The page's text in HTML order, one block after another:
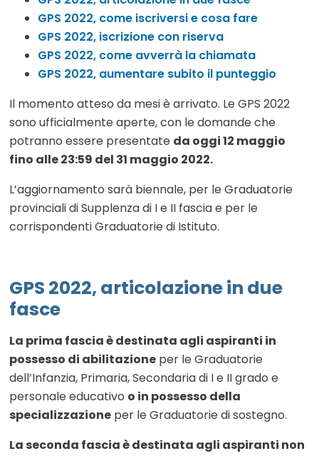
GPS 2022, come iscriversi e cosa fare
GPS 2022, iscrizione con riserva
GPS 2022, come avverrà la chiamata
GPS 2022, aumentare subito il punteggio
Il momento atteso da mesi è arrivato. Le GPS 2022
sono ufficialmente aperte, con le domande che
potranno essere presentate da oggi 12 maggio
fino alle 23:59 del 31 maggio 2022.
L’aggiornamento sarà biennale, per le Graduatorie
provinciali di Supplenza di I e II fascia e per le
corrispondenti Graduatorie di Istituto.
GPS 2022, articolazione in due
fasce
La prima fascia è destinata agli aspiranti in
possesso di abilitazione per le Graduatorie
dell’Infanzia, Primaria, Secondaria di I e II grado e
personale educativo o in possesso della
specializzazione per le Graduatorie di sostegno.
La seconda fascia è destinata agli aspiranti non